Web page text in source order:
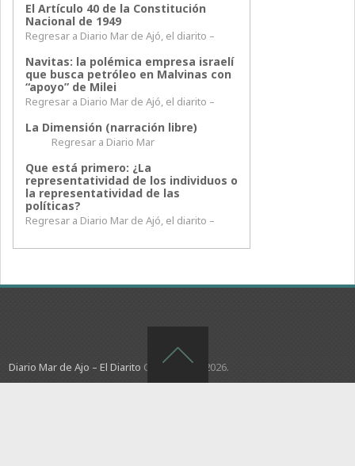
El Artículo 40 de la Constitución
Nacional de 1949
Regresar a Diario Mar de Ajó, el diarito –
Navitas: la polémica empresa israelí
que busca petróleo en Malvinas con
“apoyo” de Milei
Regresar a Diario Mar de Ajó, el diarito –
La Dimensión (narración libre)
Regresar a Diario Mar
Que está primero: ¿La
representatividad de los individuos o
la representatividad de las
políticas?
Regresar a Diario Mar de Ajó, el diarito –
Diario Mar de Ajo – El Diarito Copyright © 2026.